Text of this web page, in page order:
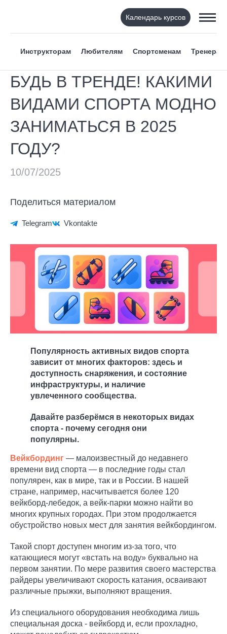
Календарь курсов
Инструкторам Любителям Спортсменам Тренерам
БУДЬ В ТРЕНДЕ! КАКИМИ
ВИДАМИ СПОРТА МОДНО
ЗАНИМАТЬСЯ В 2025
ГОДУ?
Поделиться материалом
Telegram Vkontakte
Популярность активных видов спорта
зависит от многих факторов: здесь и
доступность снаряжения, и состояние
инфраструктуры, и наличие
увлеченного сообщества.
Давайте разберёмся в некоторых видах
спорта - почему сегодня они
популярны.
Вейкбординг — малоизвестный до недавнего
времени вид спорта — в последние годы стал
популярен, как в мире, так и в России. В нашей
стране, например, насчитывается более 120
вейкборд-лебедок, а вейк-парки можно найти во
многих крупных городах. При этом продолжается
обустройство новых мест для занятия вейкбордингом.
Такой спорт доступен многим из-за того, что
катающиеся могут «встать на воду» буквально на
первом занятии. По мере развития своего мастерства
райдеры увеличивают скорость катания, осваивают
различные прыжки, выполняют вращения.
Из специального оборудования необходима лишь
специальная доска - вейкборд и, если прохладно,